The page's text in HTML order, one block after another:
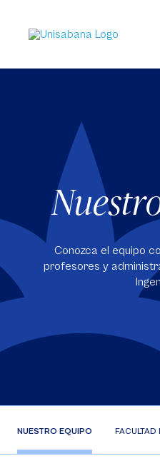
contenido
principal
Conozca el equipo
profesores y
NUESTRO EQUIPO FACULTAD